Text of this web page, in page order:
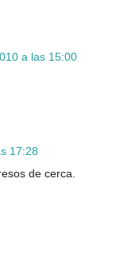
a las 15:00
17:28
de cerca.